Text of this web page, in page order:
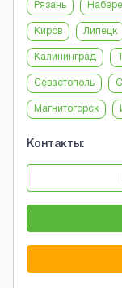
Рязань
Киров Липецк
Калининград
Севастополь
Магнитогорск
Контакты: